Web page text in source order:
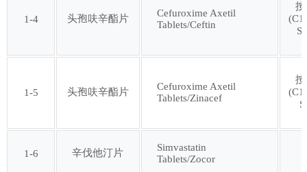
第二十六批
第三十批
1-4 头孢呋辛酯片
Cefuroxime Axetil
Tablets/Ceftin
1-5 头孢呋辛酯片
Cefuroxime Axetil
Tablets/Zinacef
1-6 辛伐他汀片
Simvastatin
Tablets/Zocor